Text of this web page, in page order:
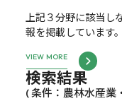
上記３分野に該当し
報を掲載しています。
VIEW MORE
検索結果
( 条件：農林水産